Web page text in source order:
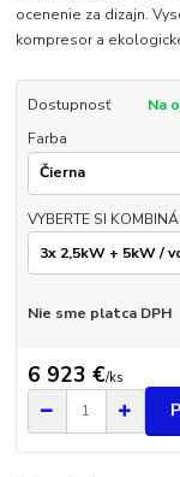
ocenenie za dizajn.
kompresor a
Dostupnosť
Na
Farba
VYBERTE SI
Nie sme platca DPH
6 923 €/ks